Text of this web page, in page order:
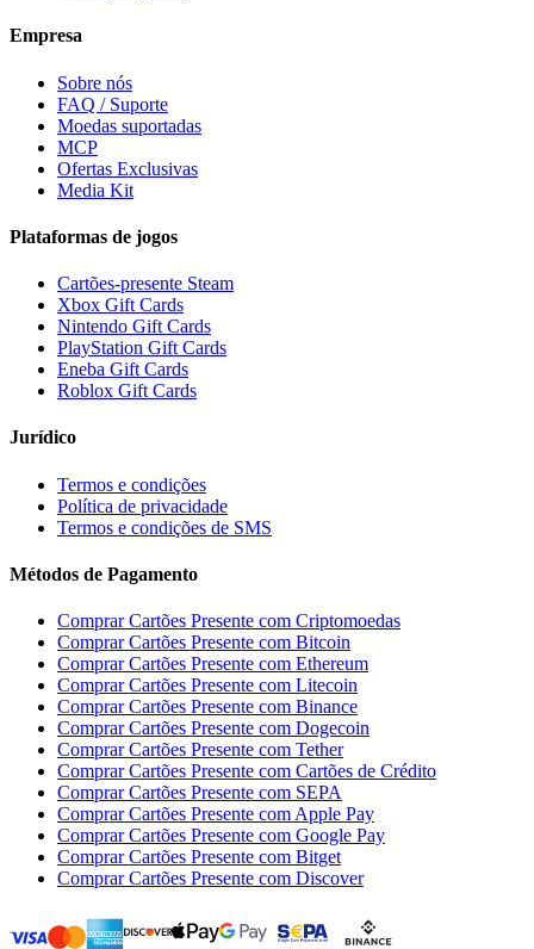
Empresa
Sobre nós
FAQ / Suporte
Moedas suportadas
MCP
Ofertas Exclusivas
Media Kit
Plataformas de jogos
Cartões-presente Steam
Xbox Gift Cards
Nintendo Gift Cards
PlayStation Gift Cards
Eneba Gift Cards
Roblox Gift Cards
Jurídico
Termos e condições
Política de privacidade
Termos e condições de SMS
Métodos de Pagamento
Comprar Cartões Presente com Criptomoedas
Comprar Cartões Presente com Bitcoin
Comprar Cartões Presente com Ethereum
Comprar Cartões Presente com Litecoin
Comprar Cartões Presente com Binance
Comprar Cartões Presente com Dogecoin
Comprar Cartões Presente com Tether
Comprar Cartões Presente com Cartões de Crédito
Comprar Cartões Presente com SEPA
Comprar Cartões Presente com Apple Pay
Comprar Cartões Presente com Google Pay
Comprar Cartões Presente com Bitget
Comprar Cartões Presente com Discover